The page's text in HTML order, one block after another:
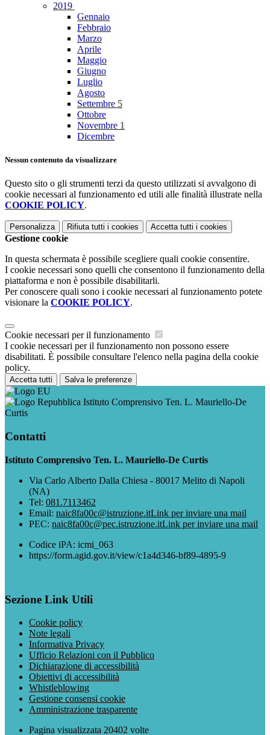
2019
Gennaio
Febbraio
Marzo
Aprile
Maggio
Giugno
Luglio
Agosto
Settembre 5
Ottobre
Novembre 1
Dicembre
Nessun contenuto da visualizzare
Questo sito o gli strumenti terzi da questo utilizzati si avvalgono di
cookie necessari al funzionamento ed utili alle finalità illustrate nella
COOKIE POLICY.
Personalizza Rifiuta tutti i cookies Accetta tutti i cookies
Gestione cookie
In questa schermata è possibile scegliere quali cookie consentire.
I cookie necessari sono quelli che consentono il funzionamento della
piattaforma e non è possibile disabilitarli.
Per conoscere quali sono i cookie necessari al funzionamento potete
visionare la COOKIE POLICY.
Cookie necessari per il funzionamento
I cookie necessari per il funzionamento non possono essere
disabilitati. È possibile consultare l'elenco nella pagina della cookie
policy.
Accetta tutti Salva le preferenze
Istituto Comprensivo Ten. L. Mauriello-De
Curtis
Contatti
Istituto Comprensivo Ten. L. Mauriello-De Curtis
Via Carlo Alberto Dalla Chiesa - 80017 Melito di Napoli
(NA)
Tel: 081.7113462
Email: naic8fa00c@istruzione.itLink per inviare una mail
PEC: naic8fa00c@pec.istruzione.itLink per inviare una mail
Codice iPA: icmi_063
https://form.agid.gov.it/view/c1a4d346-bf89-4895-9
Sezione Link Utili
Cookie policy
Note legali
Informativa Privacy
Ufficio Relazioni con il Pubblico
Dichiarazione di accessibilità
Obiettivi di accessibilità
Whistleblowing
Gestione consensi cookie
Amministrazione trasparente
Pagina visualizzata 20402 volte